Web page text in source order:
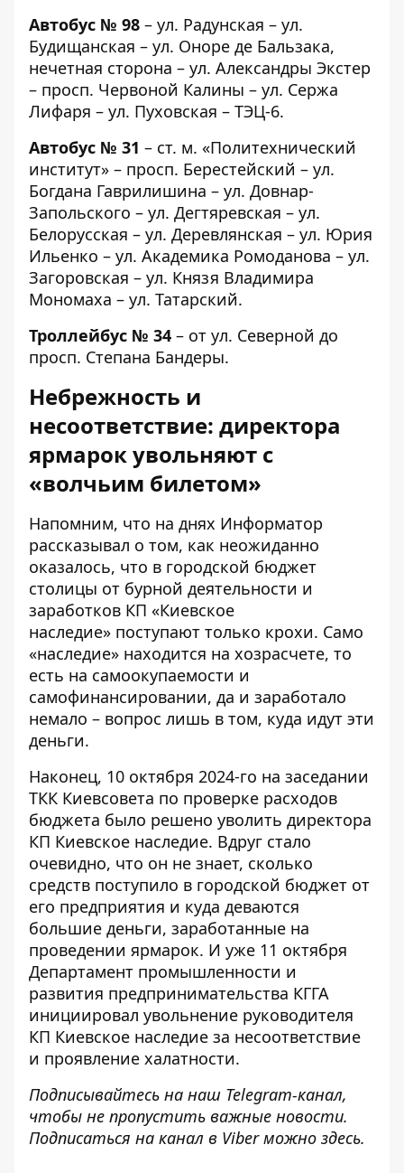
Автобус № 98 – ул. Радунская – ул.
Будищанская – ул. Оноре де Бальзака,
нечетная сторона – ул. Александры Экстер
– просп. Червоной Калины – ул. Сержа
Лифаря – ул. Пуховская – ТЭЦ-6.
Автобус № 31 – ст. м. «Политехнический
институт» – просп. Берестейский – ул.
Богдана Гаврилишина – ул. Довнар-
Запольского – ул. Дегтяревская – ул.
Белорусская – ул. Деревлянская – ул. Юрия
Ильенко – ул. Академика Ромоданова – ул.
Загоровская – ул. Князя Владимира
Мономаха – ул. Татарский.
Троллейбус № 34 – от ул. Северной до
просп. Степана Бандеры.
Небрежность и
несоответствие: директора
ярмарок увольняют с
«волчьим билетом»
Напомним, что на днях Информатор
рассказывал о том, как неожиданно
оказалось, что в городской бюджет
столицы от бурной деятельности и
заработков КП «Киевское
наследие» поступают только крохи. Само
«наследие» находится на хозрасчете, то
есть на самоокупаемости и
самофинансировании, да и заработало
немало – вопрос лишь в том, куда идут эти
деньги.
Наконец, 10 октября 2024-го на заседании
ТКК Киевсовета по проверке расходов
бюджета было решено уволить директора
КП Киевское наследие. Вдруг стало
очевидно, что он не знает, сколько
средств поступило в городской бюджет от
его предприятия и куда деваются
большие деньги, заработанные на
проведении ярмарок. И уже 11 октября
Департамент промышленности и
развития предпринимательства КГГА
инициировал увольнение руководителя
КП Киевское наследие за несоответствие
и проявление халатности.
Подписывайтесь на наш Telegram-канал,
чтобы не пропустить важные новости.
Подписаться на канал в Viber можно здесь.